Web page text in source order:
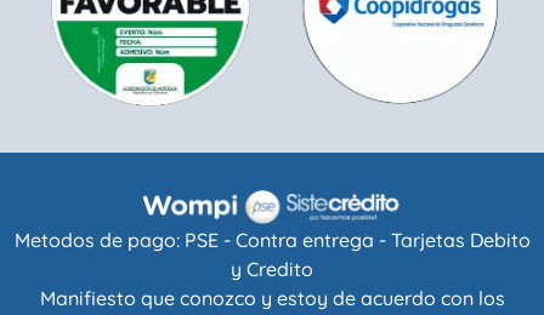
Metodos de pago: PSE - Contra entrega - Tarjetas Debito
y Credito
Manifiesto que conozco y estoy de acuerdo con los